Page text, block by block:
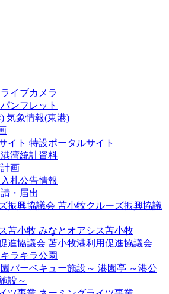
ライブカメラ
パンフレット
気象情報(東港)
特設ポータルサイト
港湾統計資料
画
入札公告情報
・届出
苫小牧クルーズ振興協議
みなとオアシス苫小牧
苫小牧港利用促進協議会
キラキラ公園
港園亭 ～港公
設～